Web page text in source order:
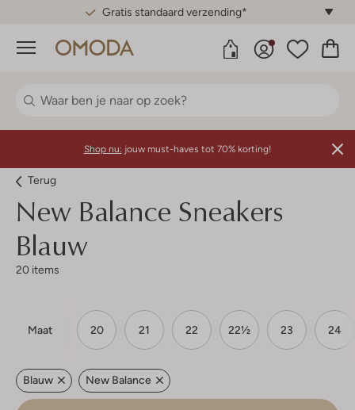
Gratis standaard verzending*
Menu
Shop nu: jouw must-haves tot 70% korting!
Terug
New Balance Sneakers
Blauw
20 items
Maat 20 21 22 22½ 23 24
Blauw New Balance